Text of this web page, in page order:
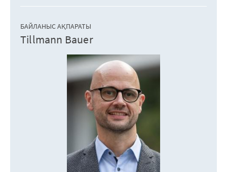
БАЙЛАНЫС АҚПАРАТЫ
Tillmann Bauer